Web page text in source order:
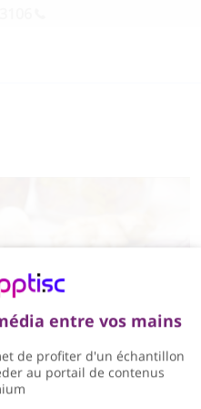
entre vos mains
de profiter d'un échantillon
au portail de contenus